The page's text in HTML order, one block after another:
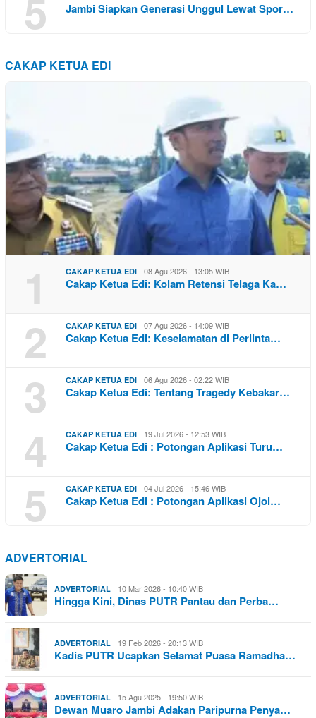
Jambi Siapkan Generasi Unggul Lewat Spor…
CAKAP KETUA EDI
1 CAKAP KETUA EDI 08 Agu 2026 - 13:05 WIB
Cakap Ketua Edi: Kolam Retensi Telaga Ka…
2 CAKAP KETUA EDI 07 Agu 2026 - 14:09 WIB
Cakap Ketua Edi: Keselamatan di Perlinta…
3 CAKAP KETUA EDI 06 Agu 2026 - 02:22 WIB
Cakap Ketua Edi: Tentang Tragedy Kebakar…
4 CAKAP KETUA EDI 19 Jul 2026 - 12:53 WIB
Cakap Ketua Edi : Potongan Aplikasi Turu…
5 CAKAP KETUA EDI 04 Jul 2026 - 15:46 WIB
Cakap Ketua Edi : Potongan Aplikasi Ojol…
ADVERTORIAL
ADVERTORIAL 10 Mar 2026 - 10:40 WIB
Hingga Kini, Dinas PUTR Pantau dan Perba…
ADVERTORIAL 19 Feb 2026 - 20:13 WIB
Kadis PUTR Ucapkan Selamat Puasa Ramadha…
ADVERTORIAL 15 Agu 2025 - 19:50 WIB
Dewan Muaro Jambi Adakan Paripurna Penya…